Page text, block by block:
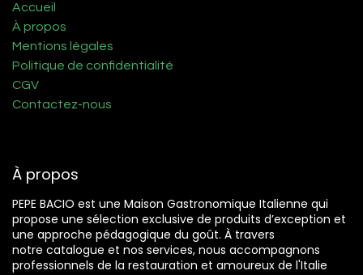
Accueil
À propos
Mentions légales
Politique de confidentialité
CGV
Contactez-nous
À propos
PEPE BACIO est une Maison Gastronomique Italienne qui
propose une sélection exclusive de produits d’exception et
une approche pédagogique du goût. À travers
notre catalogue et nos services, nous accompagnons
professionnels de la restauration et amoureux de l'Italie